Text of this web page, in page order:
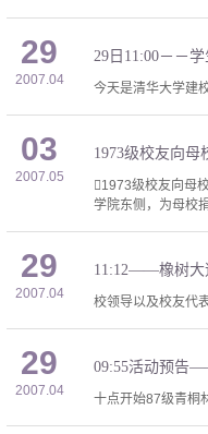
29
2007.04
29日11:00－－
今天是清华大学建
03
2007.05
1973级校友向母
1973级校友向母
学院东侧，为母校
29
2007.04
11:12——橡树大
校领导以及校友代
29
2007.04
09:55活动预告
十点开始87级青桐